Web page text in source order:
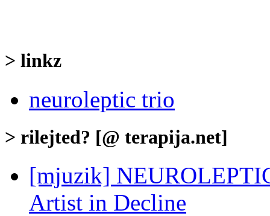
> linkz
neuroleptic trio
> rilejted? [@ terapija.net]
[mjuzik]
Artist in Decline